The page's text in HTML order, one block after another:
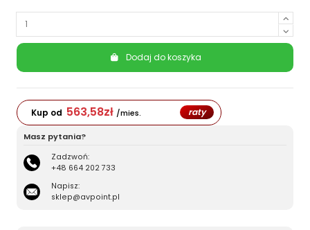
Dodaj do koszyka
Kup od 563,58zł /mies. raty
Masz pytania?
Zadzwoń:
+48 664 202 733
Napisz:
sklep@avpoint.pl